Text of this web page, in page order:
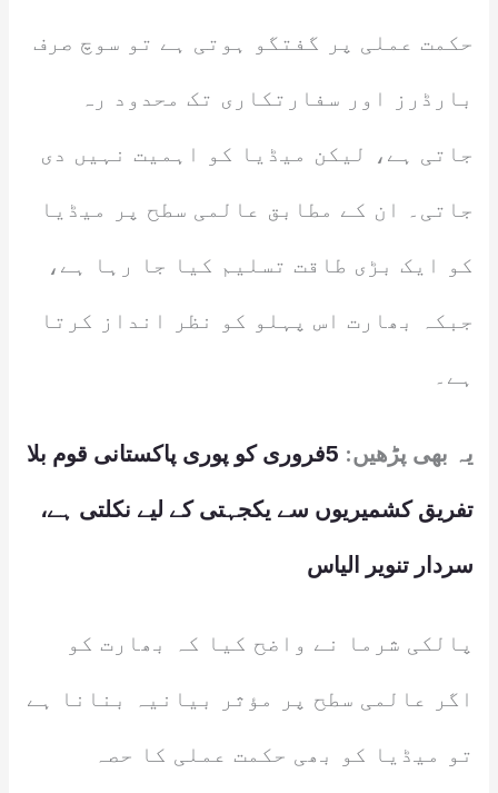
حکمت عملی پر گفتگو ہوتی ہے تو سوچ صرف
بارڈرز اور سفارتکاری تک محدود رہ
جاتی ہے، لیکن میڈیا کو اہمیت نہیں دی
جاتی۔ ان کے مطابق عالمی سطح پر میڈیا
کو ایک بڑی طاقت تسلیم کیا جا رہا ہے،
جبکہ بھارت اس پہلو کو نظر انداز کرتا
ہے۔
یہ بھی پڑھیں: 5فروری کو پوری پاکستانی قوم بلا
تفریق کشمیریوں سے یکجہتی کے لیے نکلتی ہے،
سردار تنویر الیاس
پالکی شرما نے واضح کیا کہ بھارت کو
اگر عالمی سطح پر مؤثر بیانیہ بنانا ہے
تو میڈیا کو بھی حکمت عملی کا حصہ